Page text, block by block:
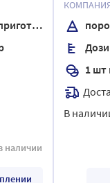
шт.
введения
наличии
для
порошок для
1 шт
В